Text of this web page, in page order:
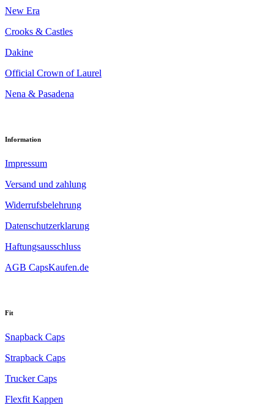
New Era
Crooks & Castles
Dakine
Official Crown of Laurel
Nena & Pasadena
Information
Impressum
Versand und zahlung
Widerrufsbelehrung
Datenschutzerklarung
Haftungsausschluss
AGB CapsKaufen.de
Fit
Snapback Caps
Strapback Caps
Trucker Caps
Flexfit Kappen